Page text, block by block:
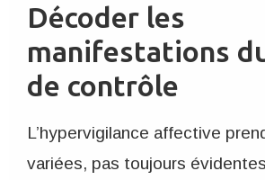
Décoder les
manifestations
de contrôle
L’hypervigilance affective
variées, pas toujours